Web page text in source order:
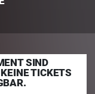
SIND
TICKETS